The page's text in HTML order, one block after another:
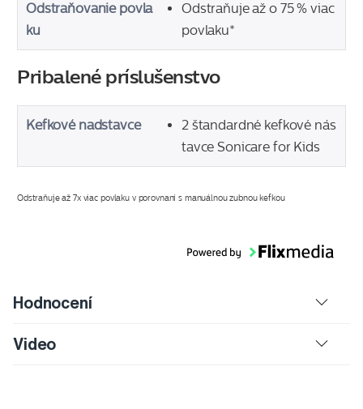
Odstraňovanie povla
ku
Odstraňuje až o 75 % viac
povlaku*
Pribalené príslušenstvo
Kefkové nadstavce
2 štandardné kefkové nás
tavce Sonicare for Kids
Odstraňuje až 7x viac povlaku v porovnaní s manuálnou zubnou kefkou
Hodnocení
Video